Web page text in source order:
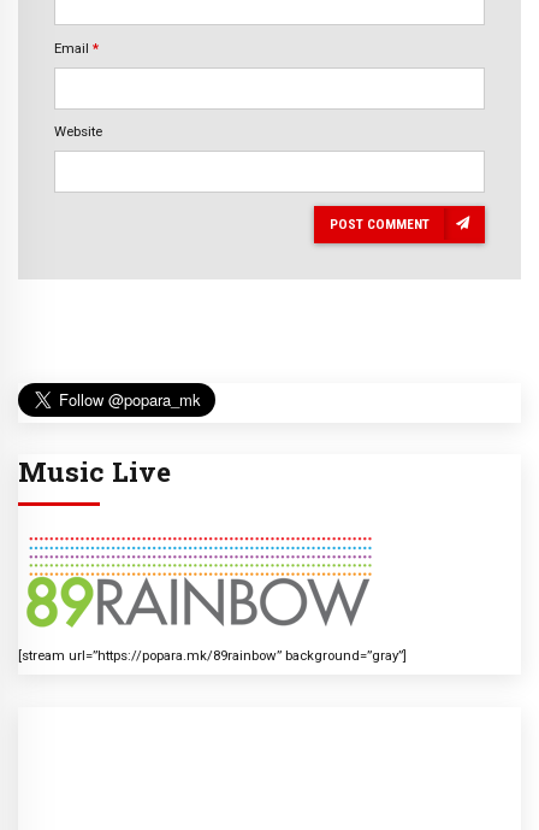
Email *
Website
POST COMMENT
Music Live
[stream url=”https://popara.mk/89rainbow” background=”gray”]